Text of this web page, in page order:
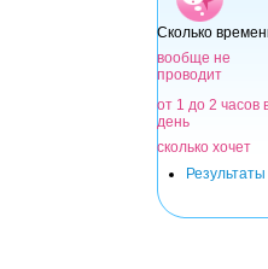
Сколько
Варианты
вообще не
проводит
от 1 до 2 часов
день
сколько хочет
Результаты